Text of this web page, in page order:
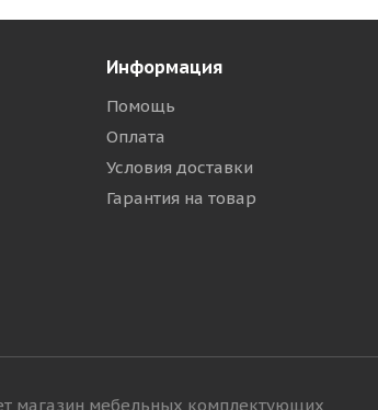
Информация
Помощь
Оплата
Условия доставки
Гарантия на товар
магазин мебельных комплектующих